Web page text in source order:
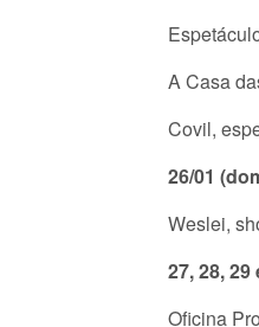
A Casa
Covil,
26/01
Weslei,
27, 28,
Oficina